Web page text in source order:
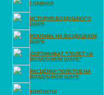
ГЛАВНАЯ
ИСТОРИЯ ВОЗДУШНОГО
ШАРА
РЕКЛАМА НА ВОЗДУШНОМ
ШАРЕ
СЕРТИФИКАТ "ПОЛЕТ НА
ВОЗДУШНОМ ШАРЕ"
РАСЦЕНКИ ПОЛЕТОВ НА
ВОЗДУШНОМ ШАРЕ
КОНТАКТЫ